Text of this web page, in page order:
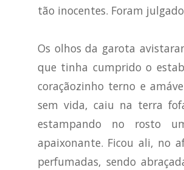
tão inocentes. Foram
Os olhos da garota
que tinha cumprido o
coraçãozinho terno e
sem vida, caiu na terra
estampando no rosto
apaixonante. Ficou ali, no
perfumadas, sendo